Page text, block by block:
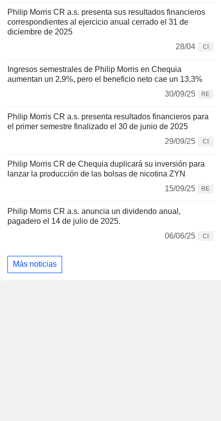
Philip Morris CR a.s. presenta sus resultados financieros
correspondientes al ejercicio anual cerrado el 31 de
diciembre de 2025
28/04
CI
Ingresos semestrales de Philip Morris en Chequia
aumentan un 2,9%, pero el beneficio neto cae un 13,3%
30/09/25
RE
Philip Morris CR a.s. presenta resultados financieros para
el primer semestre finalizado el 30 de junio de 2025
29/09/25
CI
Philip Morris CR de Chequia duplicará su inversión para
lanzar la producción de las bolsas de nicotina ZYN
15/09/25
RE
Philip Morris CR a.s. anuncia un dividendo anual,
pagadero el 14 de julio de 2025.
06/06/25
CI
Más noticias